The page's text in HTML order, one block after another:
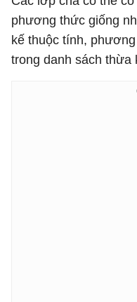
phương thức giống
kế thuộc tính,
trong danh sách thừa